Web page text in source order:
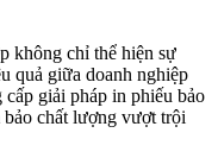
không chỉ thể hiện sự
quả giữa doanh nghiệp
cấp giải pháp in phiếu bảo
chất lượng vượt trội